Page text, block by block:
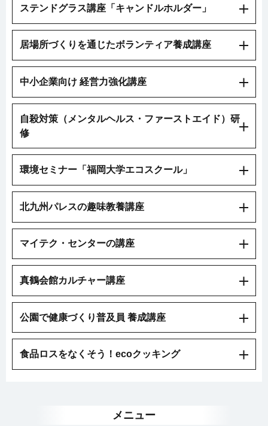
ステンドグラス講座「キャンドルホルダー」
居場所づくりを通じたボランティア養成講座
中小企業向け 経営力強化講座
自殺対策（メンタルヘルス・ファーストエイド）研
修
環境セミナー「福岡大学エコスクール」
北九州パレスの趣味教養講座
マイテク・センターの講座
真鶴会館カルチャー講座
公園で健康づくり普及員 養成講座
食品ロスをなくそう！ecoクッキング
メニュー